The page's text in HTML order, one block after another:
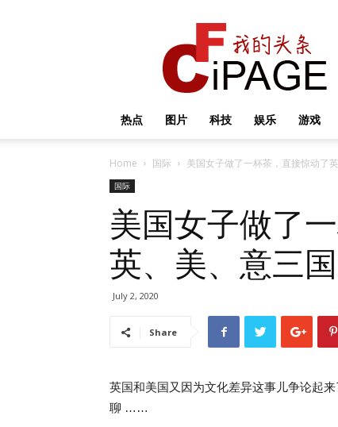
热点 图片 科技 娱乐 游戏
Home 国际 美国女子做了一杯茶，直接惊动了
国际
美国女子做了
英、美、意三
July 2, 2020
Share
英国和美国又因为文化差异这事儿争论起
聊 ……